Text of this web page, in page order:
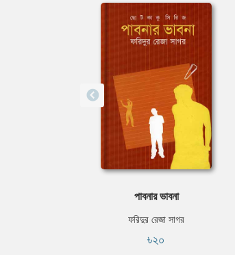
পাবনার ভাবনা
ফরিদুর রেজা সাগর
৳২০